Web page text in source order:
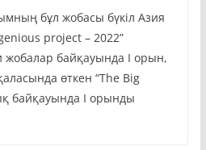
бұл жобасы бүкіл Азия
project – 2022”
байқауында І орын,
өткен “The Big
байқауында І орынды